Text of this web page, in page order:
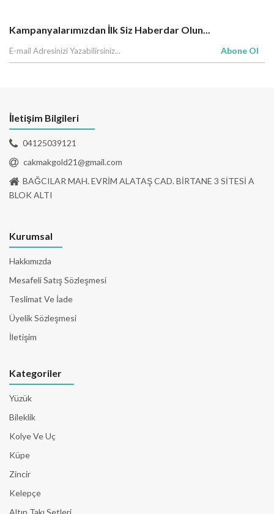
Kampanyalarımızdan İlk Siz Haberdar Olun...
Abone Ol
İletişim Bilgileri
04125039121
cakmakgold21@gmail.com
BAĞCILAR MAH. EVRİM ALATAŞ CAD. BİRTANE 3 SİTESİ A
BLOK ALTI
Kurumsal
Hakkımızda
Mesafeli Satış Sözleşmesi
Teslimat Ve İade
Üyelik Sözleşmesi
İletişim
Kategoriler
Yüzük
Bileklik
Kolye Ve Uç
Küpe
Zincir
Kelepçe
Altın Takı Setleri